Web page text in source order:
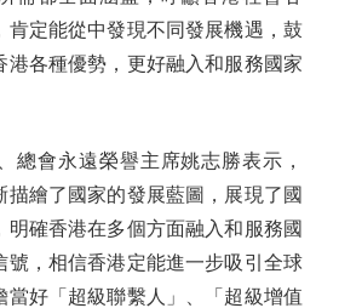
肯定能從中發現不同發展機遇，鼓
港各種優勢，更好融入和服務國家
會永遠榮譽主席姚志勝表示，
描繪了國家的發展藍圖，展現了國
明確香港在多個方面融入和服務國
號，相信香港定能進一步吸引全球
當好「超級聯繫人」、「超級增值